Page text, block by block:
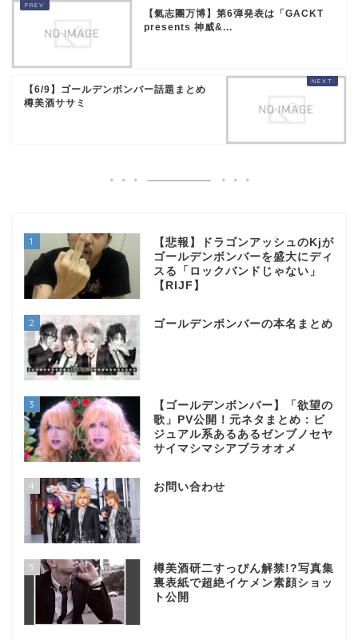
【氣志團万博】第6弾発表は「GACKT
presents 神威&...
【6/9】ゴールデンボンバー話題まとめ
樽美酒ササミ
1
【悲報】ドラゴンアッシュのKjが
ゴールデンボンバーを盛大にディ
スる「ロックバンドじゃない」
【RIJF】
2 ゴールデンボンバーの本名まとめ
3
【ゴールデンボンバー】「欲望の
歌」PV公開！元ネタまとめ：ビ
ジュアル系あるあるゼンブノセヤ
サイマシマシアブラオオメ
4 お問い合わせ
5
樽美酒研二すっぴん解禁!?写真集
裏表紙で超絶イケメン素顔ショッ
ト公開